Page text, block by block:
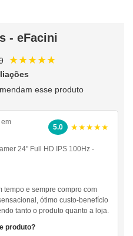
- eFacini
★★★★★
esse produto
5.0 ★★★★★
24" Full HD IPS 100Hz -
tempo e sempre compro com
ótimo custo-benefício
tanto o produto quanto a loja.
produto?